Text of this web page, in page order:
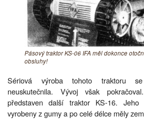
Pásový traktor KS-06 IFA měl dokonce
obsluhy!
Sériová výroba tohoto traktoru
neuskutečnila. Vývoj však
představen další traktor KS-16. Jeho
vyrobeny z gumy a po celé délce měly